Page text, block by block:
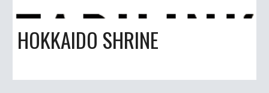
HOKKAIDO SHRINE